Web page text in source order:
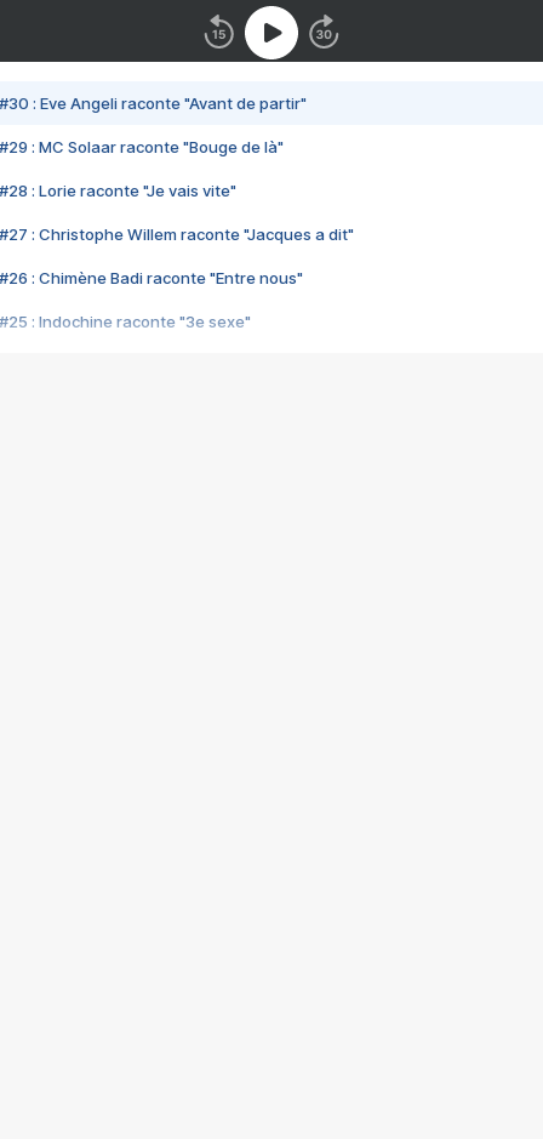
#30 : Eve Angeli raconte "Avant de partir"
#29 : MC Solaar raconte "Bouge de là"
#28 : Lorie raconte "Je vais vite"
#27 : Christophe Willem raconte "Jacques a dit"
#26 : Chimène Badi raconte "Entre nous"
#25 : Indochine raconte "3e sexe"